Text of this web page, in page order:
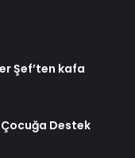
Şef’ten kafa
Destek